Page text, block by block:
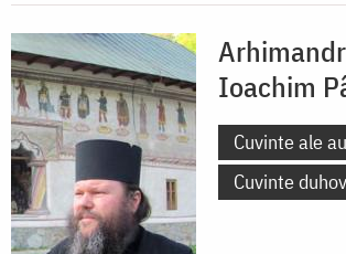
Ioachim
Cuvinte ale
Cuvinte